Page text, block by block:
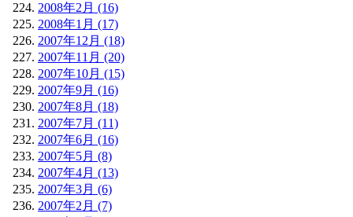
2008年2月 (16)
2008年1月 (17)
2007年12月 (18)
2007年11月 (20)
2007年10月 (15)
2007年9月 (16)
2007年8月 (18)
2007年7月 (11)
2007年6月 (16)
2007年5月 (8)
2007年4月 (13)
2007年3月 (6)
2007年2月 (7)